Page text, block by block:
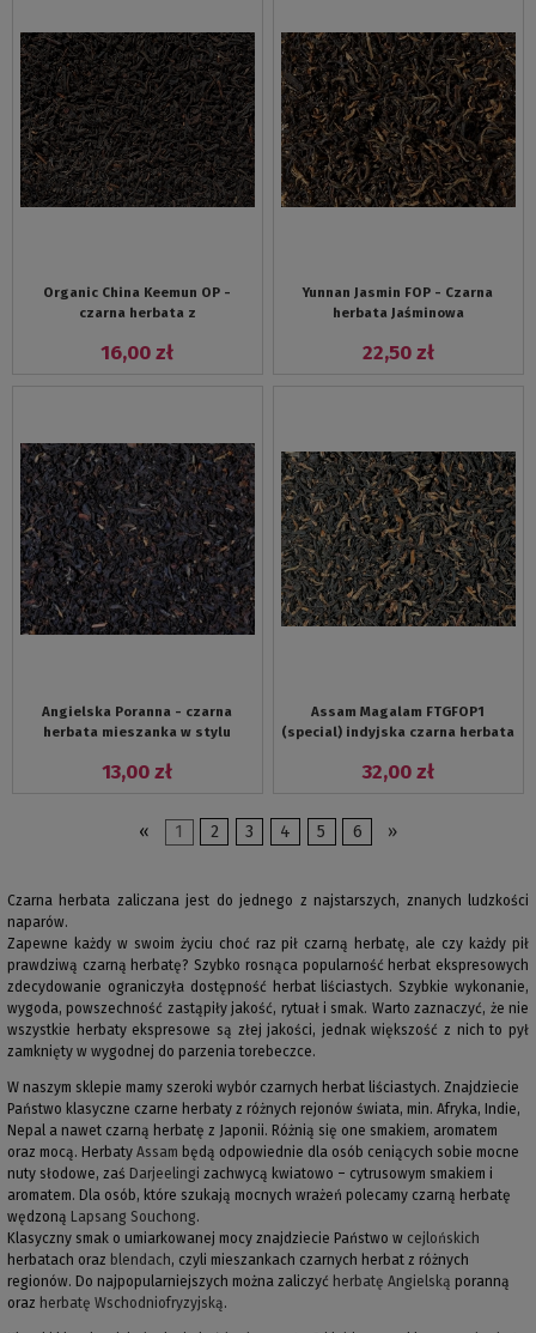
Organic China Keemun OP -
czarna herbata z
16,00 zł
Yunnan Jasmin FOP - Czarna
herbata Jaśminowa
22,50 zł
Angielska Poranna - czarna
herbata mieszanka w stylu
13,00 zł
Assam Magalam FTGFOP1
(special) indyjska czarna herbata
32,00 zł
« 1 2 3 4 5 6 »
Czarna herbata zaliczana jest do jednego z najstarszych, znanych ludzkości
naparów.
Zapewne każdy w swoim życiu choć raz pił czarną herbatę, ale czy każdy pił
prawdziwą czarną herbatę? Szybko rosnąca popularność herbat ekspresowych
zdecydowanie ograniczyła dostępność herbat liściastych. Szybkie wykonanie,
wygoda, powszechność zastąpiły jakość, rytuał i smak. Warto zaznaczyć, że nie
wszystkie herbaty ekspresowe są złej jakości, jednak większość z nich to pył
zamknięty w wygodnej do parzenia torebeczce.
W naszym sklepie mamy szeroki wybór czarnych herbat liściastych. Znajdziecie
Państwo klasyczne czarne herbaty z różnych rejonów świata, min. Afryka, Indie,
Nepal a nawet czarną herbatę z Japonii. Różnią się one smakiem, aromatem
oraz mocą. Herbaty Assam będą odpowiednie dla osób ceniących sobie mocne
nuty słodowe, zaś Darjeelingi zachwycą kwiatowo – cytrusowym smakiem i
aromatem. Dla osób, które szukają mocnych wrażeń polecamy czarną herbatę
wędzoną Lapsang Souchong.
Klasyczny smak o umiarkowanej mocy znajdziecie Państwo w cejlońskich
herbatach oraz blendach, czyli mieszankach czarnych herbat z różnych
regionów. Do najpopularniejszych można zaliczyć herbatę Angielską poranną
oraz herbatę Wschodniofryzyjską.